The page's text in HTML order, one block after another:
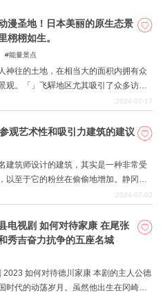
漫圣地！日本美丽的原生态景
栩栩如生。
能量景点
神往的土地，在相当大的面积内拥有众
观。「」飞驒地区尤其吸引了众多访日
以如此受欢迎，最重要的原因是这里的风
的地方，是许多不同创作的源泉。
2024-07-17
观艺术性和吸引力建筑的建议
建筑师设计的建筑，其实是一种非常受
以至于它的粉丝在偷偷地增加。静冈县
很多人都会前往观光。 设计完成后的空
术魅力的建筑。
2024-07-02
电视剧 如何对待家康 在尾张
秀吉奋力抗争的五座名城
2023 如何对待德川家康 本剧的主人公德
时代的动荡岁月。虽然他出生在冈崎